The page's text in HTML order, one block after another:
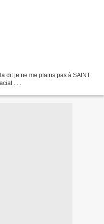
dit je ne me plains pas à SAINT
. . .